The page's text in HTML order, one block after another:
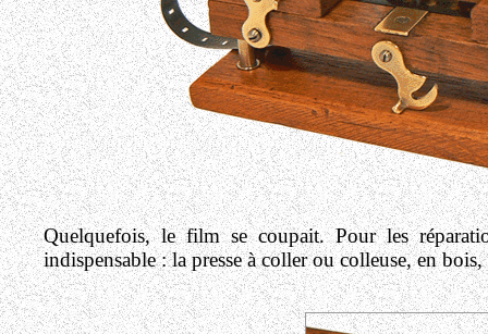
Quelquefois, le film se coupait. Pour les
indispensable : la presse à coller ou colleuse, en